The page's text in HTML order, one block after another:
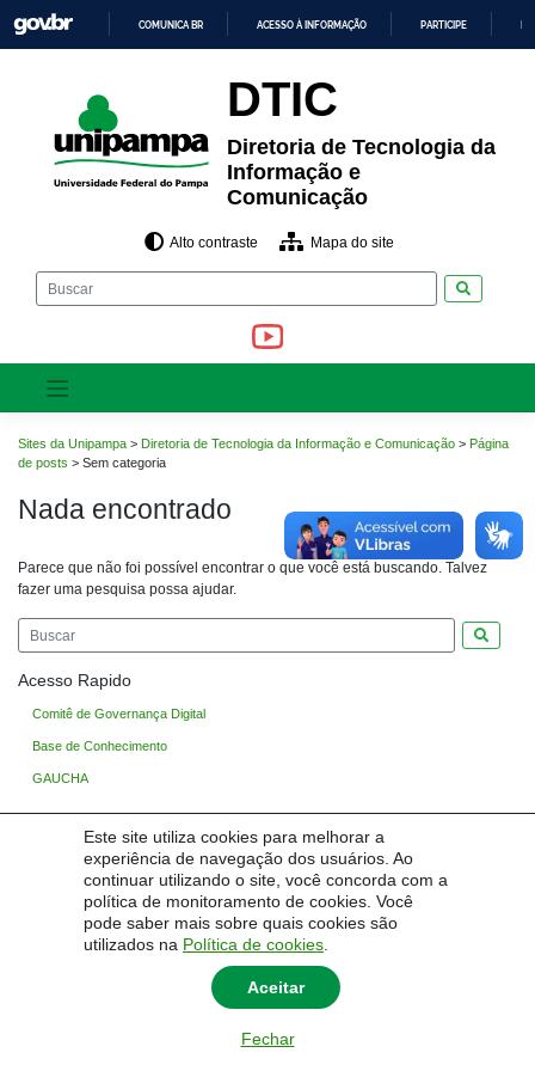
Este site utiliza cookies para melhorar a
experiência de navegação dos usuários. Ao
continuar utilizando o site, você concorda com a
política de monitoramento de cookies. Você
pode saber mais sobre quais cookies são
utilizados na Política de cookies
Aceitar
Fechar
para
o
O
CONTEÚDO
COMUNICA BR ACESSO À INFORMAÇÃO PARTICIPE
DTIC
Diretoria de Tecnologia da
Informação e
Comunicação
Alto contraste Mapa do site
Sites da Unipampa > Diretoria de Tecnologia da Informação e Comunicação > Página
de posts > Sem categoria
Nada encontrado
Parece que não foi possível encontrar o que você está buscando. Talvez
fazer uma pesquisa possa ajudar.
Acesso Rapido
Comitê de Governança Digital
Base de Conhecimento
GAUCHA
Diretoria de Tecnologia da Informação e Comunicação
Pampa - Unipampa